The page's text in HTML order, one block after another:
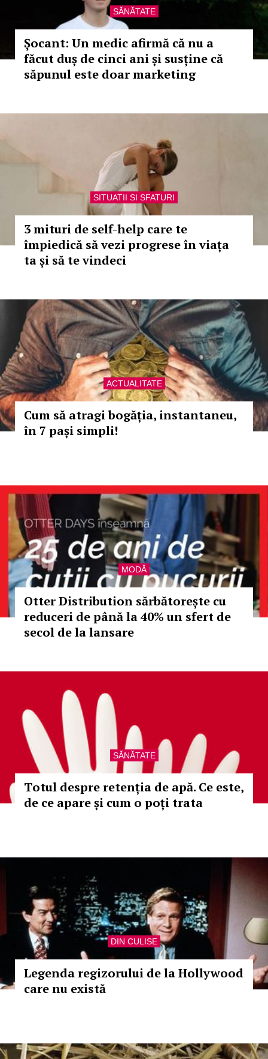
SĂNĂTATE
Șocant: Un medic afirmă că nu a
făcut duș de cinci ani și susține că
săpunul este doar marketing
SITUATII SI SFATURI
3 mituri de self-help care te
împiedică să vezi progrese în viața
ta și să te vindeci
ACTUALITATE
Cum să atragi bogăția, instantaneu,
în 7 pași simpli!
MODĂ
Otter Distribution sărbătorește cu
reduceri de până la 40% un sfert de
secol de la lansare
SĂNĂTATE
Totul despre retenția de apă. Ce este,
de ce apare și cum o poți trata
DIN CULISE
Legenda regizorului de la Hollywood
care nu există